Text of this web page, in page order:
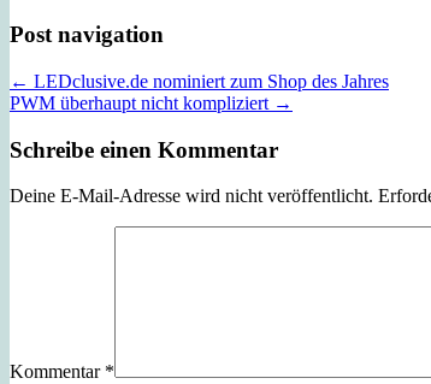
Post navigation
← LEDclusive.de nominiert zum Shop des Jahres
PWM überhaupt nicht kompliziert →
Schreibe einen Kommentar
Deine E-Mail-Adresse wird nicht veröffentlicht.
Kommentar *